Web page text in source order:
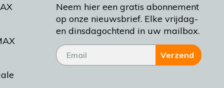
Neem hier een gratis abonnement
op onze nieuwsbrief. Elke vrijdag-
en dinsdagochtend in uw mailbox.
Verzend